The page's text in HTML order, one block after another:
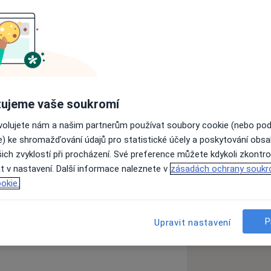
Oblastní Nemocnice Středočeského
lékařské praxe
nemocnici Kladno
traumatologii – prof. Čech
chirurgii ve Vysokém nad
vaše soukromí
nám a našim partnerům používat soubory cookie (nebo
ke shromažďování údajů pro statistické účely a poskytování
zvyklostí při procházení. Své preference můžete kdykoli
v nastavení. Další informace naleznete v zásadách ochrany
Upravit nastavení